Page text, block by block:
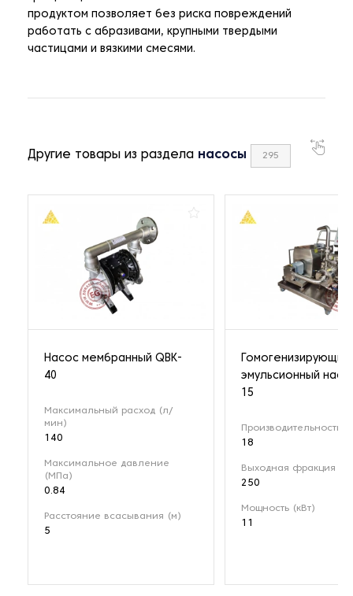
продуктом позволяет без риска повреждений
работать с абразивами, крупными твердыми
частицами и вязкими смесями.
Другие товары из раздела насосы 295
Насос мембранный QBK-
40
Максимальный расход (л/
мин)
140
Максимальное давление
(МПа)
0.84
Расстояние всасывания (м)
5
Гомогенизирующий
эмульсионный
15
Производительность
18
Выходная фракция
250
Мощность (кВт)
11